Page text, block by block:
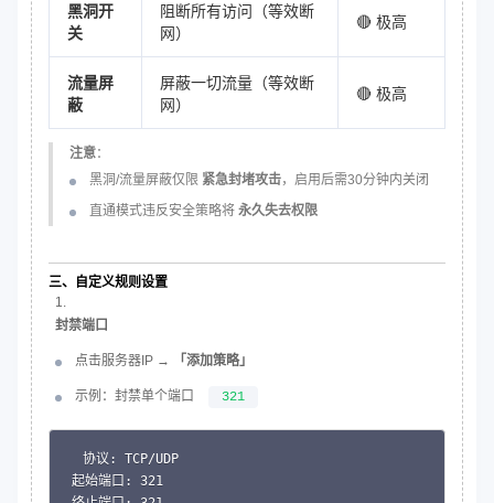
黑洞开
关
阻断所有访问（等效断
网）
🔴 极高
流量屏
蔽
屏蔽一切流量（等效断
网）
🔴 极高
注意：
黑洞/流量屏蔽仅限 紧急封堵攻击，启用后需30分钟内关闭
直通模式违反安全策略将 永久失去权限
三、自定义规则设置
封禁端口
点击服务器IP → 「添加策略」
示例：封禁单个端口 321
协议: TCP/UDP
起始端口: 321